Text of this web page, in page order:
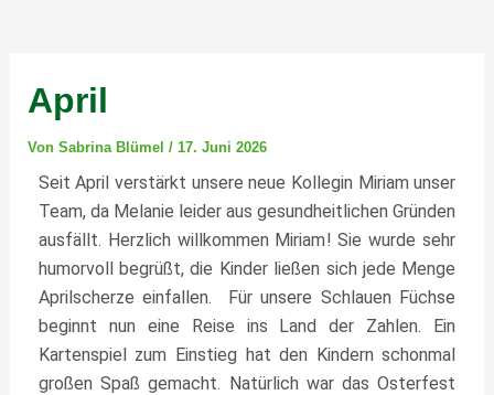
April
Von Sabrina Blümel / 17. Juni 2026
Seit April verstärkt unsere neue Kollegin Miriam unser
Team, da Melanie leider aus gesundheitlichen Gründen
ausfällt. Herzlich willkommen Miriam! Sie wurde sehr
humorvoll begrüßt, die Kinder ließen sich jede Menge
Aprilscherze einfallen. Für unsere Schlauen Füchse
beginnt nun eine Reise ins Land der Zahlen. Ein
Kartenspiel zum Einstieg hat den Kindern schonmal
großen Spaß gemacht. Natürlich war das Osterfest